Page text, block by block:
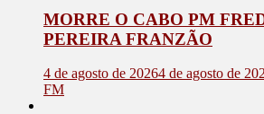
MORRE O CABO PM
PEREIRA FRANZÃO
4 de agosto de 20264 de agosto de
FM